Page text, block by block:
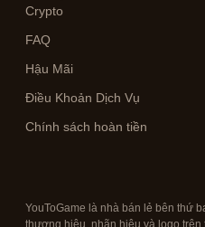
Crypto
FAQ
Hậu Mãi
Điều Khoản Dịch Vụ
Chính sách hoàn tiền
YouToGame là nhà bán lẻ bên thứ
thương hiệu, nhãn hiệu và logo